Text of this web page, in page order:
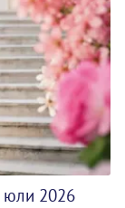
юли 2026